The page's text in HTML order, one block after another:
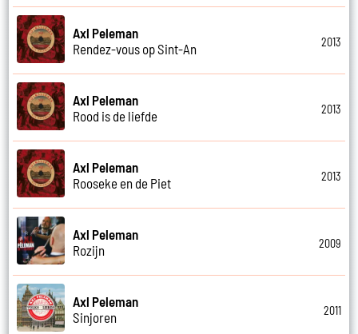
Axl Peleman
Rendez-vous op Sint-An
2013
Axl Peleman
Rood is de liefde
2013
Axl Peleman
Rooseke en de Piet
2013
Axl Peleman
Rozijn
2009
Axl Peleman
Sinjoren
2011